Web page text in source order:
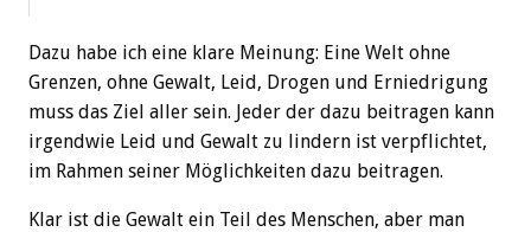
Dazu habe ich eine klare Meinung: Eine Welt ohne
Grenzen, ohne Gewalt, Leid, Drogen und Erniedrigung
muss das Ziel aller sein. Jeder der dazu beitragen kann
irgendwie Leid und Gewalt zu lindern ist verpflichtet,
im Rahmen seiner Möglichkeiten dazu beitragen.
Klar ist die Gewalt ein Teil des Menschen, aber man